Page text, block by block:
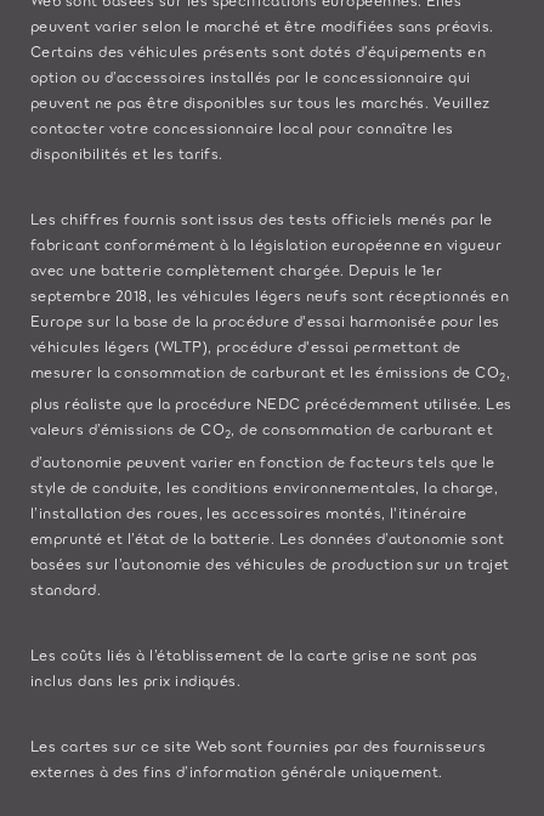
peuvent varier selon le marché et être modifiées sans préavis.
Certains des véhicules présents sont dotés d’équipements en
option ou d’accessoires installés par le concessionnaire qui
peuvent ne pas être disponibles sur tous les marchés. Veuillez
contacter votre concessionnaire local pour connaître les
disponibilités et les tarifs.
Les chiffres fournis sont issus des tests officiels menés par le
fabricant conformément à la législation européenne en vigueur
avec une batterie complètement chargée. Depuis le 1er
septembre 2018, les véhicules légers neufs sont réceptionnés en
Europe sur la base de la procédure d'essai harmonisée pour les
véhicules légers (WLTP), procédure d'essai permettant de
mesurer la consommation de carburant et les émissions de CO2
plus réaliste que la procédure NEDC précédemment utilisée. Les
valeurs d’émissions de CO2 , de consommation de carburant et
d’autonomie peuvent varier en fonction de facteurs tels que le
style de conduite, les conditions environnementales, la charge,
l’installation des roues, les accessoires montés, l'itinéraire
emprunté et l’état de la batterie. Les données d’autonomie sont
basées sur l’autonomie des véhicules de production sur un trajet
standard.
Les coûts liés à l’établissement de la carte grise ne sont pas
inclus dans les prix indiqués.
Les cartes sur ce site Web sont fournies par des fournisseurs
externes à des fins d’information générale uniquement.